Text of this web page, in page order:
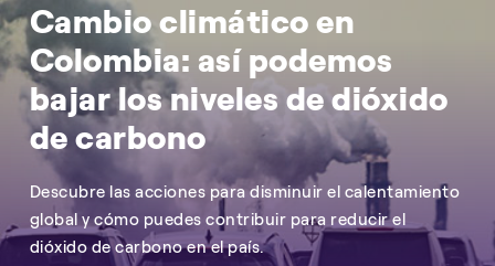
Cambio climático en
Colombia: así podemos
bajar los niveles de dióxido
de carbono
Descubre las acciones para disminuir el calentamiento
global y cómo puedes contribuir para reducir el
dióxido de carbono en el país.